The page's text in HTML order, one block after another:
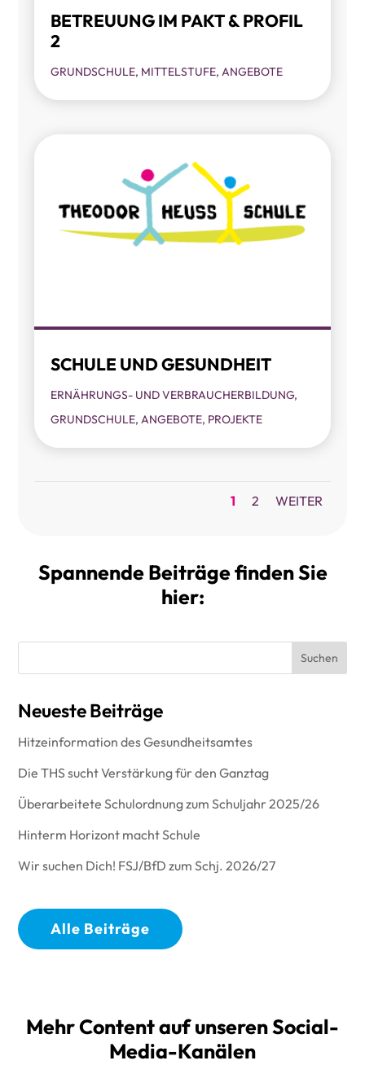
BETREUUNG IM PAKT & PROFIL
2
GRUNDSCHULE, MITTELSTUFE,ANGEBOTE
SCHULE UND GESUNDHEIT
ERNÄHRUNGS- UND VERBRAUCHERBILDUNG,
GRUNDSCHULE,ANGEBOTE, PROJEKTE
1 2 WEITER
Spannende Beiträge finden Sie
hier:
Suchen
Neueste Beiträge
Hitzeinformation des Gesundheitsamtes
Die THS sucht Verstärkung für den Ganztag
Überarbeitete Schulordnung zum Schuljahr 2025/26
Hinterm Horizont macht Schule
Wir suchen Dich! FSJ/BfD zum Schj. 2026/27
Alle Beiträge
Mehr Content auf unseren Social-
Media-Kanälen